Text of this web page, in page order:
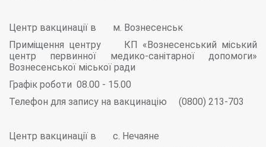
Центр вакцинації в м. Вознесенськ
Приміщення центру КП «Вознесенський міський
центр первинної медико-санітарної допомоги»
Вознесенської міської ради
Графік роботи 08.00 - 15.00
Телефон для запису на вакцинацію (0800) 213-703
Центр вакцинації в с. Нечаяне